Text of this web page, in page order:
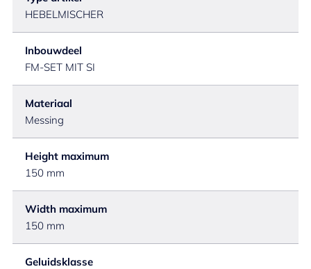
HEBELMISCHER
Inbouwdeel
FM-SET MIT SI
Materiaal
Messing
Height maximum
150 mm
Width maximum
150 mm
Geluidsklasse